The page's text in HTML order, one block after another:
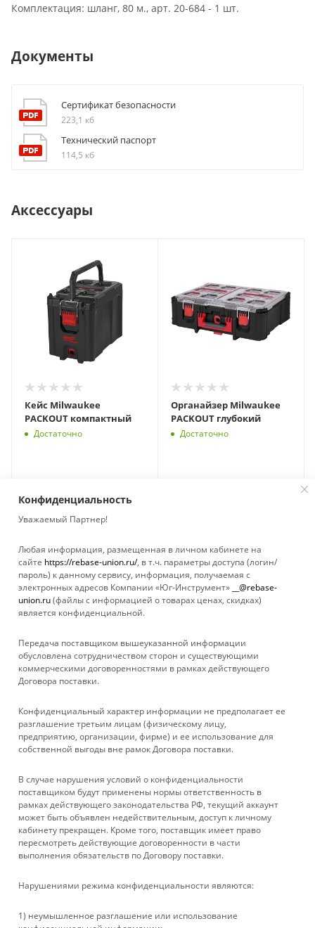
Комплектация: шланг, 80 м., арт. 20-684 - 1 шт.
Документы
Сертификат безопасности
223,1 кб
Технический паспорт
114,5 кб
Аксессуары
Кейс Milwaukee
PACKOUT компактный
Достаточно
Органайзер Milwaukee
PACKOUT глубокий
Достаточно
КАТАЛОГ
УСЛУГИ
БРЕНДЫ
КОМПАНИЯ
ИНФОРМАЦИЯ
ПОМОЩЬ
+ 7 861 272-88-88
Конфиденциальность
Уважаемый Партнер!
Любая информация, размещенная в личном кабинете на
сайте https://rebase-union.ru/, в т.ч. параметры доступа (логин/
пароль) к данному сервису, информация, получаемая с
электронных адресов Компании «Юг-Инструмент»
__@rebase-
union.ru(файлы с информацией о товарах ценах, скидках)
является конфиденциальной.
Передача поставщиком вышеуказанной информации
обусловлена сотрудничеством сторон и существующими
коммерческими договоренностями в рамках действующего
Договора поставки.
Конфиденциальный характер информации не предполагает ее
разглашение третьим лицам (физическому лицу,
предприятию, организации, фирме) и ее использование для
собственной выгоды вне рамок Договора поставки.
В случае нарушения условий о конфиденциальности
поставщиком будут применены нормы ответственность в
рамках действующего законодательства РФ, текущий аккаунт
может быть объявлен недействительным, доступ к личному
кабинету прекращен. Кроме того, поставщик имеет право
пересмотреть действующие договоренности в части
выполнения обязательств по Договору поставки.
Нарушениями режима конфиденциальности являются:
1) неумышленное разглашение или использование